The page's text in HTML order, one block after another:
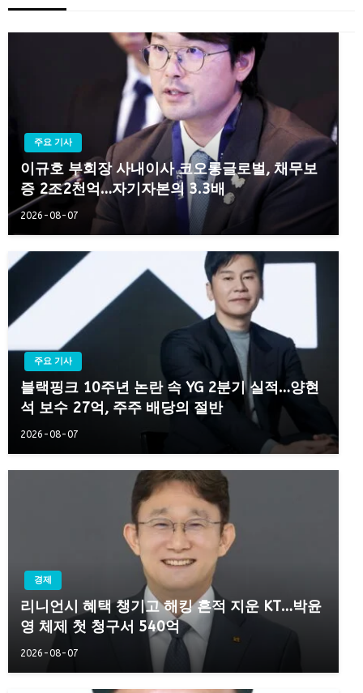
주요 기사
이규호 부회장 사내이사 코오롱글로벌, 채무보
증 2조2천억…자기자본의 3.3배
2026-08-07
주요 기사
블랙핑크 10주년 논란 속 YG 2분기 실적…양현
석 보수 27억, 주주 배당의 절반
2026-08-07
경제
리니언시 혜택 챙기고 해킹 흔적 지운 KT…박윤
영 체제 첫 청구서 540억
2026-08-07